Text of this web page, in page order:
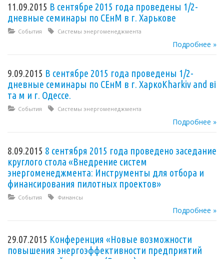
11.09.2015 В сентябре 2015 года проведены 1/2-
дневные семинары по СЕнМ в г. Харькове
События Системы энергоменеджмента
Подробнее »
9.09.2015 В сентябре 2015 года проведены 1/2-
дневные семинары по СЕнМ в г. ХаркоKharkiv and ві
та м и г. Одессе.
События Системы энергоменеджмента
Подробнее »
8.09.2015 8 сентября 2015 года проведено заседание
круглого стола «Внедрение систем
энергоменеджмента: Инструменты для отбора и
финансирования пилотных проектов»
События Финансы
Подробнее »
29.07.2015 Конференция «Новые возможности
повышения энергоэффективности предприятий